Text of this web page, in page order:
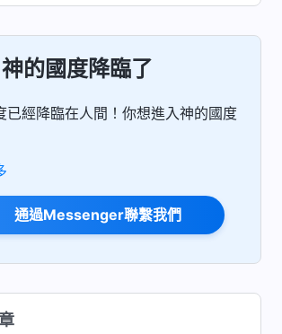
神的國度降臨了
已經降臨在人間！你想進入神的國度
通過Messenger聯繫我們